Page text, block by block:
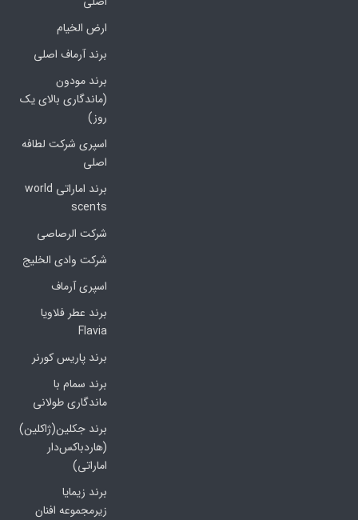
ارض الخیام
برند آرماف اصلی
برند مودون
(ماندگاری بالای یک
روز)
اسپری شرکت لطافه
اصلی
برند اماراتی world
scents
شرکت الرصاصی
شرکت وادی الخلیج
اسپری آرماف
برند عطر فلاویا
Flavia
برند پاریس کورنر
برند سمام با
ماندگاری طولانی
برند جکلین(ژاکلین)
(هاردباکس‌دار
اماراتی)
برند زیمایا
زیرمجموعه افنان